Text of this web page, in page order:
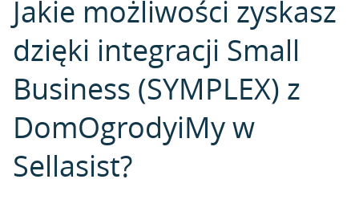
Jakie możliwości zyskasz
dzięki integracji Small
Business (SYMPLEX) z
DomOgrodyiMy w
Sellasist?